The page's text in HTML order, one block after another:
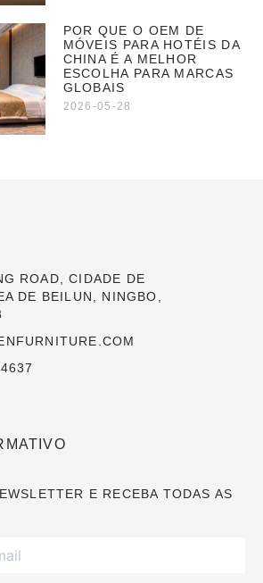
POR QUE O OEM DE
MÓVEIS PARA HOTÉIS DA
CHINA É A MELHOR
ESCOLHA PARA MARCAS
GLOBAIS
2026-05-28
ROAD, CIDADE DE
DE BEILUN, NINGBO,
E RECEBA TODAS AS